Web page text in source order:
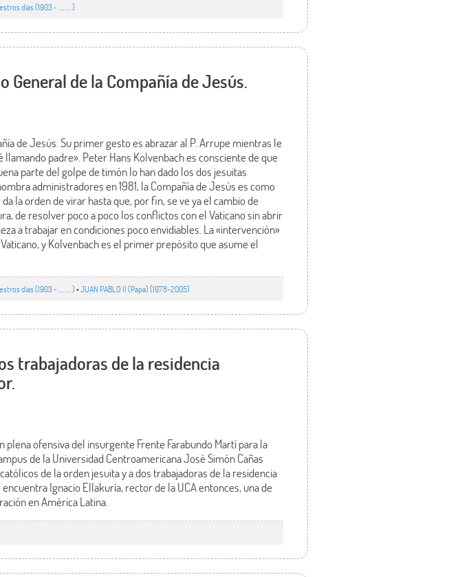
días (1903 - ……… )
General de la Compañía de Jesús.
de Jesús. Su primer gesto es abrazar al P. Arrupe mientras le
padre». Peter Hans Kolvenbach es consciente de que
parte del golpe de timón lo han dado los dos jesuitas
administradores en 1981, la Compañía de Jesús es como
la orden de virar hasta que, por fin, se ve ya el cambio de
de resolver poco a poco los conflictos con el Vaticano sin abrir
a trabajar en condiciones poco envidiables. La «intervención»
y Kolvenbach es el primer prepósito que asume el
días (1903 - ……… )•JUAN PABLO II (Papa) (1978-2005)
trabajadoras de la residencia
plena ofensiva del insurgente Frente Farabundo Martí para la
de la Universidad Centroamericana José Simón Cañas
de la orden jesuita y a dos trabajadoras de la residencia
Ignacio Ellakuría, rector de la UCA entonces, una de
en América Latina.